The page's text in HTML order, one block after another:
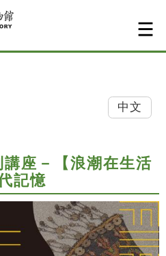
中文
座－【浪潮在生活
記憶